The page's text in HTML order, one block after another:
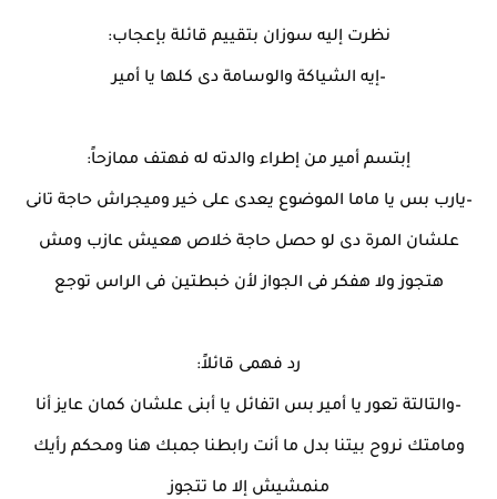
نظرت إليه سوزان بتقييم قائلة بإعجاب:
–إيه الشياكة والوسامة دى كلها يا أمير
إبتسم أمير من إطراء والدته له فهتف ممازحاً:
–يارب بس يا ماما الموضوع يعدى على خير وميجراش حاجة تانى
علشان المرة دى لو حصل حاجة خلاص هعيش عازب ومش
هتجوز ولا هفكر فى الجواز لأن خبطتين فى الراس توجع
رد فهمى قائلاً:
–والتالتة تعور يا أمير بس اتفائل يا أبنى علشان كمان عايز أنا
ومامتك نروح بيتنا بدل ما أنت رابطنا جمبك هنا ومحكم رأيك
منمشيش إلا ما تتجوز